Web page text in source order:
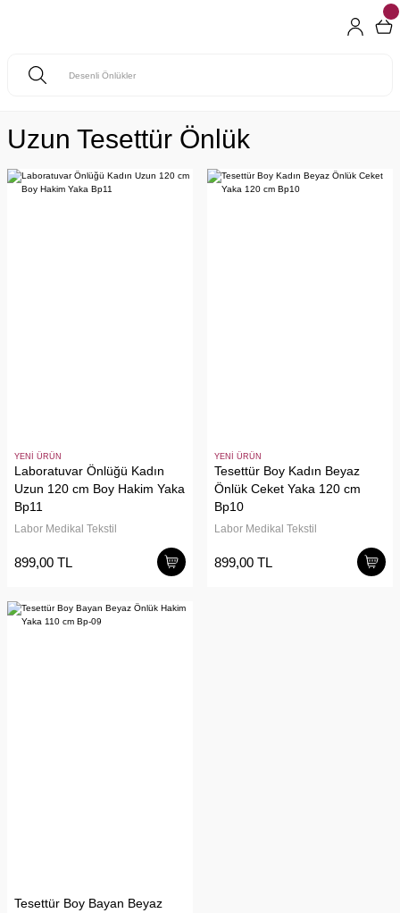
Uzun Tesettür Önlük
YENİ ÜRÜN
Laboratuvar Önlüğü Kadın
Uzun 120 cm Boy Hakim Yaka
Bp11
Labor Medikal Tekstil
899,00 TL
YENİ ÜRÜN
Tesettür Boy Kadın Beyaz
Önlük Ceket Yaka 120 cm
Bp10
Labor Medikal Tekstil
899,00 TL
Tesettür Boy Bayan Beyaz